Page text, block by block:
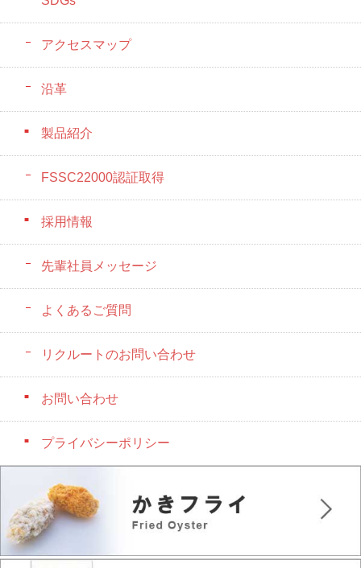
アクセスマップ
沿革
製品紹介
FSSC22000認証取得
採用情報
先輩社員メッセージ
よくあるご質問
リクルートのお問い合わせ
お問い合わせ
プライバシーポリシー